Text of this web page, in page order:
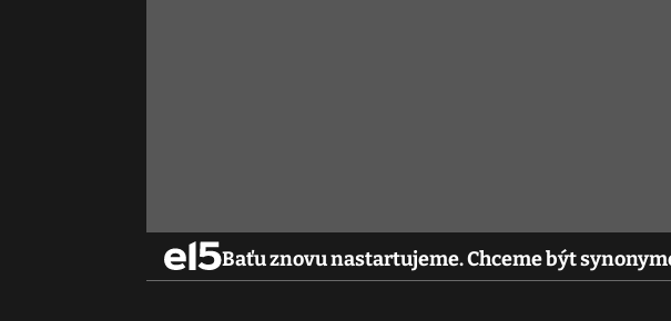
Baťu znovu nastartujeme. Chceme být